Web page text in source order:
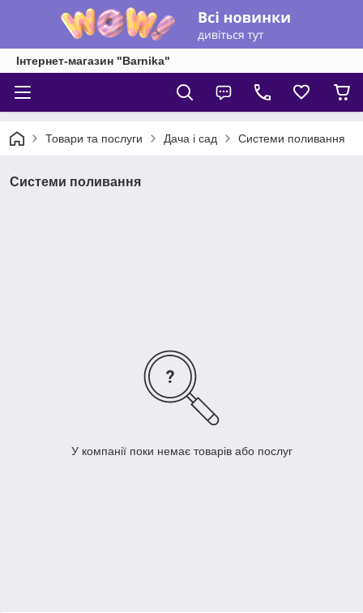
Інтернет-магазин "Barnika"
Товари та послуги Дача і сад Системи поливання
Системи поливання
У компанії поки немає товарів або послуг